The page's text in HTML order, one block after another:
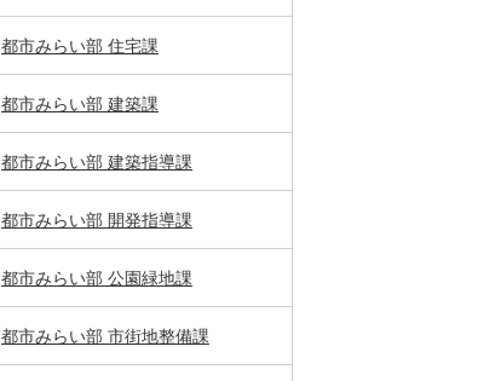
都市みらい部 住宅課
都市みらい部 建築課
都市みらい部 建築指導課
都市みらい部 開発指導課
都市みらい部 公園緑地課
都市みらい部 市街地整備課